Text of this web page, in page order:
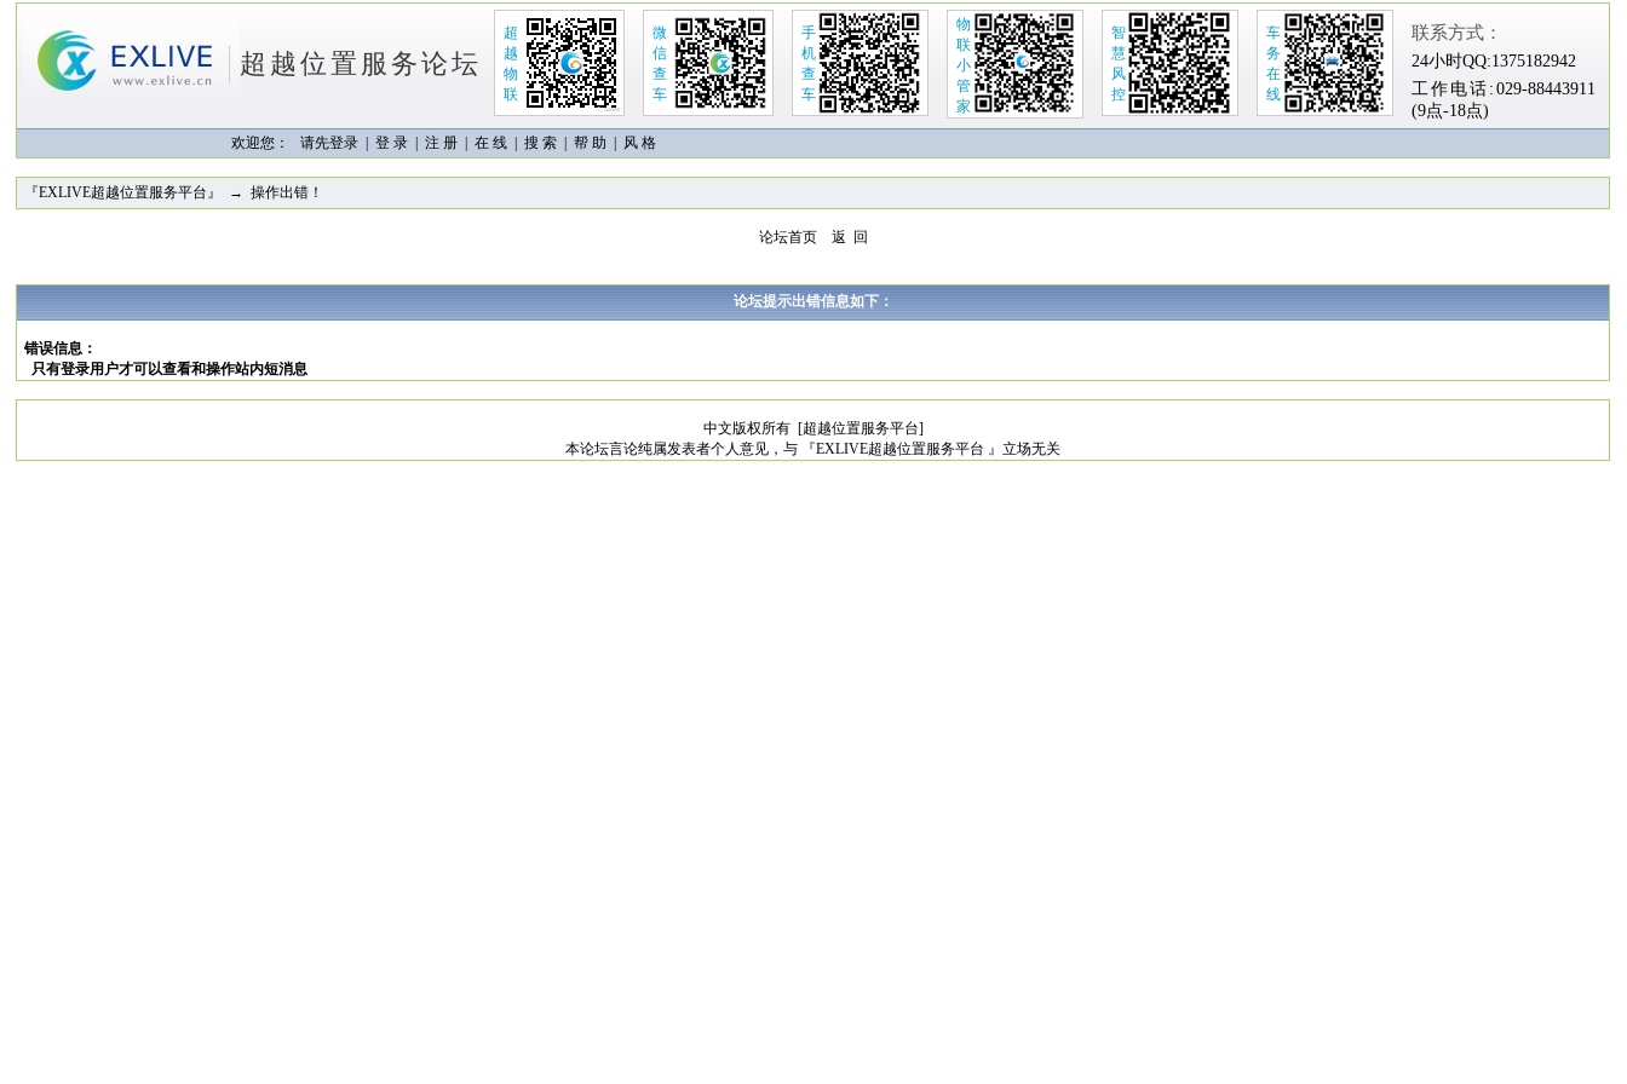
超越位置服务论坛
超
越
物
联
微
信
查
车
手
机
查
车
物
联
小
管
家
智
慧
风
控
车
务
在
线
联系方式：
24小时QQ:1375182942
工作电话:029-88443911
(9点-18点)
欢迎您： 请先登录 | 登 录 注 册 在 线 搜 索 帮 助 | 风 格
『EXLIVE超越位置服务平台』 → 操作出错！
论坛首页 返 回
论坛提示出错信息如下：
错误信息：
只有登录用户才可以查看和操作站内短消息
中文版权所有 [超越位置服务平台]
本论坛言论纯属发表者个人意见，与 『EXLIVE超越位置服务平台 』立场无关